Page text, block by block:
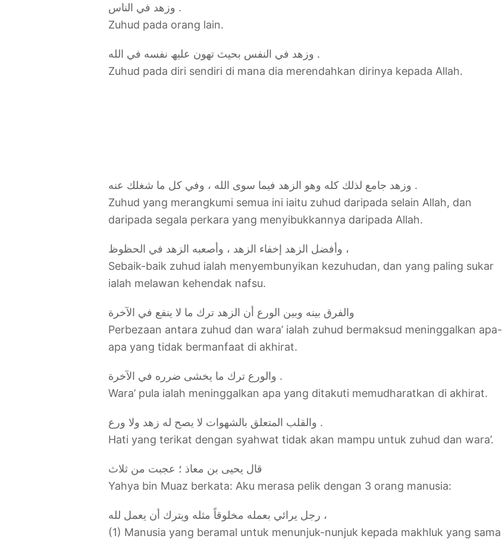
وزهد في الناس .
Zuhud pada orang lain.
وزهد في النفس بحيث تهون عليھ نفسه في الله .
Zuhud pada diri sendiri di mana dia merendahkan dirinya kepada Allah.
وزهد جامع لذلك كله وهو الزهد فيما سوى الله ، وفي كل ما شغلك عنه .
Zuhud yang merangkumi semua ini iaitu zuhud daripada selain Allah, dan
daripada segala perkara yang menyibukkannya daripada Allah.
وأفضل الزهد إخفاء الزهد ، وأصعبه الزهد في الحظوظ ،
Sebaik-baik zuhud ialah menyembunyikan kezuhudan, dan yang paling sukar
ialah melawan kehendak nafsu.
والفرق بينه وبين الورع أن الزهد ترك ما لا ينفع في الآخرة
Perbezaan antara zuhud dan wara’ ialah zuhud bermaksud meninggalkan apa-
apa yang tidak bermanfaat di akhirat.
والورع ترك ما يخشى ضرره في الآخرة .
Wara’ pula ialah meninggalkan apa yang ditakuti memudharatkan di akhirat.
والقلب المتعلق بالشهوات لا يصح له زهد ولا ورع .
Hati yang terikat dengan syahwat tidak akan mampu untuk zuhud dan wara’.
قال يحيى بن معاذ ؛ عجبت من ثلاث
Yahya bin Muaz berkata: Aku merasa pelik dengan 3 orang manusia:
رجل يرائي بعمله مخلوقاً مثله ويترك أن يعمل لله ،
(1) Manusia yang beramal untuk menunjuk-nunjuk kepada makhluk yang sama